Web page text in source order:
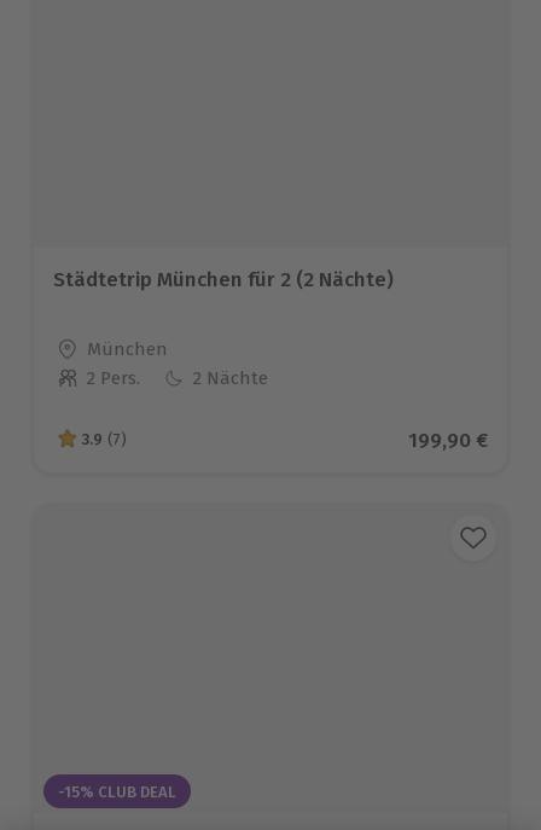
Städtetrip München für 2 (2 Nächte)
Standort
München
Anzahl der Teilnehmer
2 Pers. 2 Nächte
3.9 von 5 Sternen basierend auf 7 Bewertungen
3.9 (7) Aktueller
199,90 €
-15% CLUB DEAL